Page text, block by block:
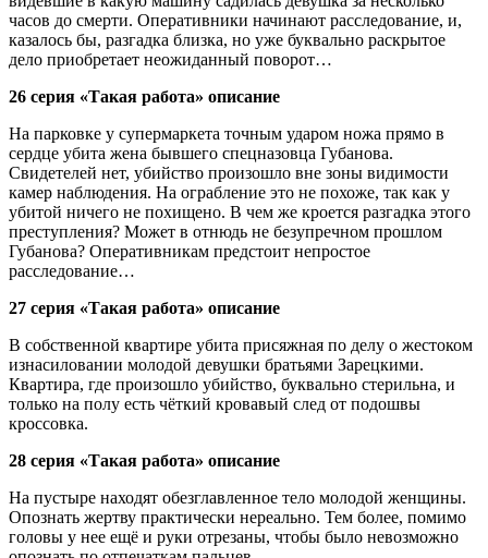
часов до смерти. Оперативники начинают расследование, и,
казалось бы, разгадка близка, но уже буквально раскрытое
дело приобретает неожиданный поворот…
26 серия «Такая работа» описание
На парковке у супермаркета точным ударом ножа прямо в
сердце убита жена бывшего спецназовца Губанова.
Свидетелей нет, убийство произошло вне зоны видимости
камер наблюдения. На ограбление это не похоже, так как у
убитой ничего не похищено. В чем же кроется разгадка этого
преступления? Может в отнюдь не безупречном прошлом
Губанова? Оперативникам предстоит непростое
расследование…
27 серия «Такая работа» описание
В собственной квартире убита присяжная по делу о жестоком
изнасиловании молодой девушки братьями Зарецкими.
Квартира, где произошло убийство, буквально стерильна, и
только на полу есть чёткий кровавый след от подошвы
кроссовка.
28 серия «Такая работа» описание
На пустыре находят обезглавленное тело молодой женщины.
Опознать жертву практически нереально. Тем более, помимо
головы у нее ещё и руки отрезаны, чтобы было невозможно